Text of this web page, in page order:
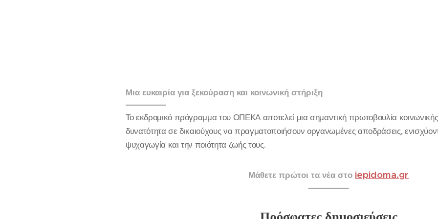
Μια ευκαιρία για ξεκούραση και κοινωνική στήριξη
Το εκδρομικό πρόγραμμα του ΟΠΕΚΑ αποτελεί μια σημαντική πρωτοβουλία κοινωνικής
δυνατότητα σε δικαιούχους να πραγματοποιήσουν οργανωμένες αποδράσεις,
ψυχαγωγία και την ποιότητα ζωής τους.
Μάθετε πρώτοι τα νέα στο iepidoma.gr